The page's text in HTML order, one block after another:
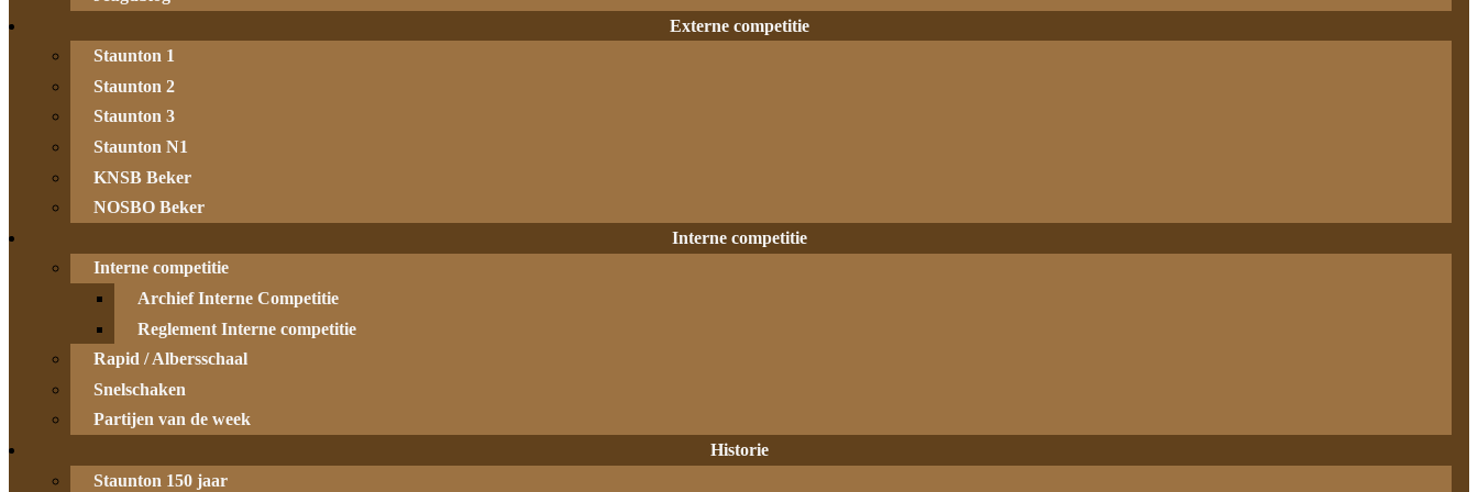
Externe competitie
Staunton 1
Staunton 2
Staunton 3
Staunton N1
KNSB Beker
NOSBO Beker
Interne competitie
Interne competitie
Archief Interne Competitie
Reglement Interne competitie
Rapid / Albersschaal
Snelschaken
Partijen van de week
Historie
Staunton 150 jaar